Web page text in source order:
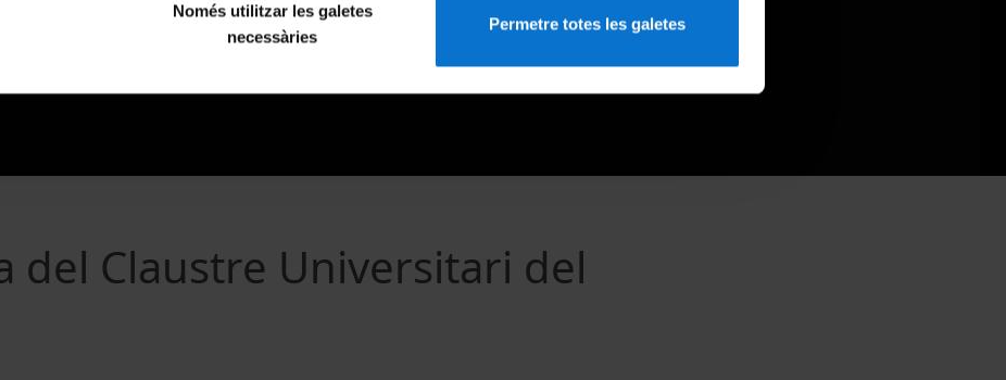
Només utilitzar les galetes
necessàries
Permetre totes les galetes
del Claustre Universitari del